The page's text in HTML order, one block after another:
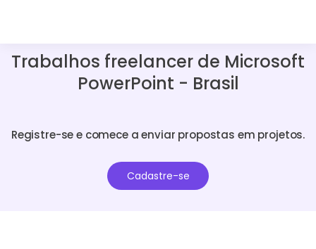
Trabalhos freelancer de Microsoft
PowerPoint - Brasil
Registre-se e comece a enviar propostas em projetos.
Cadastre-se